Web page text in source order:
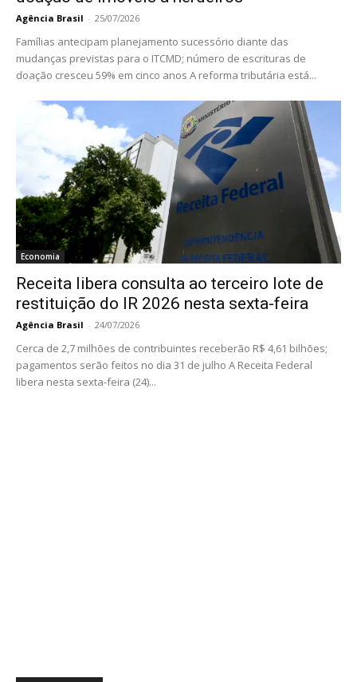
Agência Brasil - 25/07/2026
Famílias antecipam planejamento sucessório diante das
mudanças previstas para o ITCMD; número de escrituras de
doação cresceu 59% em cinco anos A reforma tributária está...
Economia
Receita libera consulta ao terceiro lote de
restituição do IR 2026 nesta sexta-feira
Agência Brasil - 24/07/2026
Cerca de 2,7 milhões de contribuintes receberão R$ 4,61 bilhões;
pagamentos serão feitos no dia 31 de julho A Receita Federal
libera nesta sexta-feira (24)...